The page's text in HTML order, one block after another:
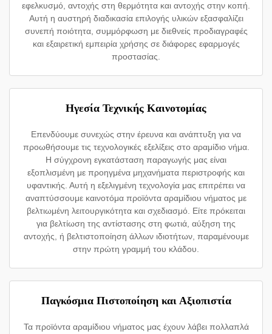
εφελκυσμό, αντοχής στη θερμότητα και αντοχής στην κοπή.
Αυτή η αυστηρή διαδικασία επιλογής υλικών εξασφαλίζει
συνεπή ποιότητα, συμμόρφωση με διεθνείς προδιαγραφές
και εξαιρετική εμπειρία χρήσης σε διάφορες εφαρμογές
προστασίας.
Ηγεσία Τεχνικής Καινοτομίας
Επενδύουμε συνεχώς στην έρευνα και ανάπτυξη για να
προωθήσουμε τις τεχνολογικές εξελίξεις στο αραμίδιο νήμα.
Η σύγχρονη εγκατάσταση παραγωγής μας είναι
εξοπλισμένη με προηγμένα μηχανήματα περιστροφής και
υφαντικής. Αυτή η εξελιγμένη τεχνολογία μας επιτρέπει να
αναπτύσσουμε καινοτόμα προϊόντα αραμίδιου νήματος με
βελτιωμένη λειτουργικότητα και σχεδιασμό. Είτε πρόκειται
για βελτίωση της αντίστασης στη φωτιά, αύξηση της
αντοχής, ή βελτιστοποίηση άλλων ιδιοτήτων, παραμένουμε
στην πρώτη γραμμή του κλάδου.
Παγκόσμια Πιστοποίηση και Αξιοπιστία
Τα προϊόντα αραμίδιου νήματος μας έχουν λάβει πολλαπλά